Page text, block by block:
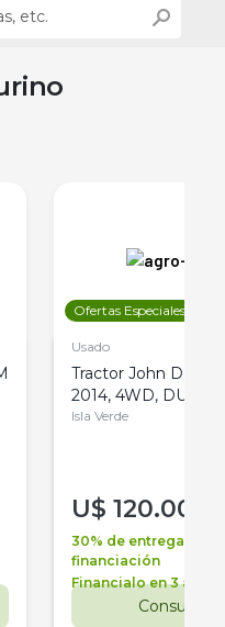
Ofertas Especiales
Usado
Tractor John Deere
2014, 4WD, DUAL
Isla Verde
U$ 120.000
30% de entrega +
financiación
Financialo en 3 años
Consultar